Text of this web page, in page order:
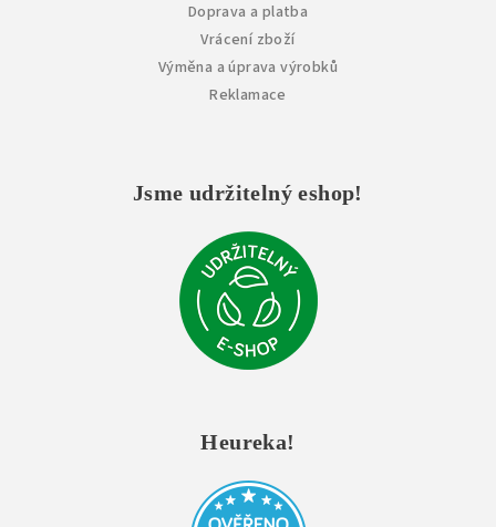
Doprava a platba
Vrácení zboží
Výměna a úprava výrobků
Reklamace
Jsme udržitelný eshop!
Heureka!